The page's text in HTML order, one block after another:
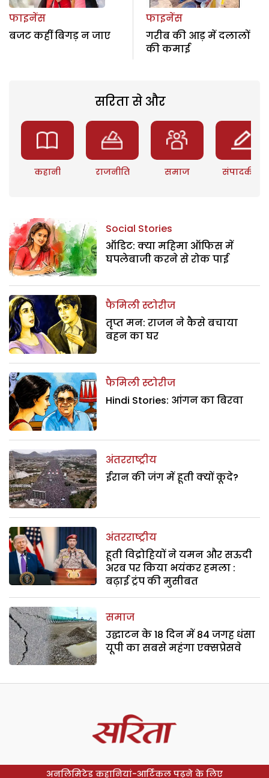
फाइनेंस
बजट कहीं बिगड़ न जाए
फाइनेंस
गरीब की आड़ में दलालों
की कमाई
सरिता से और
कहानी राजनीति समाज संपादकीय
Social Stories
ऑडिट: क्या महिमा ऑफिस में
घपलेबाजी करने से रोक पाई
फैमिली स्टोरीज
तृप्त मन: राजन ने कैसे बचाया
बहन का घर
फैमिली स्टोरीज
Hindi Stories: आंगन का बिरवा
अंतरराष्ट्रीय
ईरान की जंग में हूती क्यों कूदे?
अंतरराष्ट्रीय
हूती विद्रोहियों ने यमन और सऊदी
अरब पर किया भयंकर हमला :
बढ़ाई ट्रंप की मुसीबत
समाज
उद्घाटन के 18 दिन में 84 जगह धंसा
यूपी का सबसे महंगा एक्सप्रेसवे
अनलिमिटेड कहानियां-आर्टिकल पढ़ने के लिए